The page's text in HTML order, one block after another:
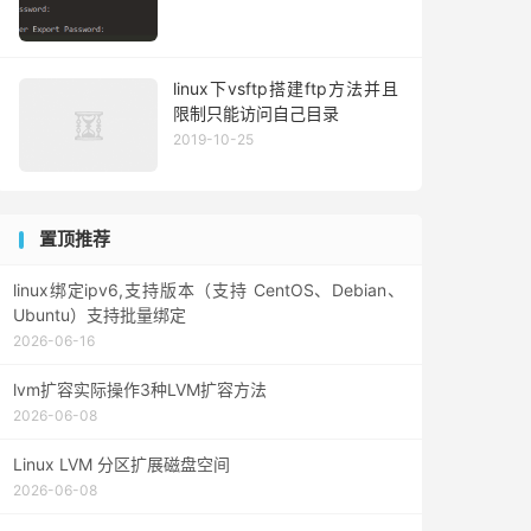
linux下vsftp搭建ftp方法并且
限制只能访问自己目录
2019-10-25
置顶推荐
linux绑定ipv6,支持版本（支持 CentOS、Debian、
Ubuntu）支持批量绑定
2026-06-16
lvm扩容实际操作3种LVM扩容方法
2026-06-08
Linux LVM 分区扩展磁盘空间
2026-06-08